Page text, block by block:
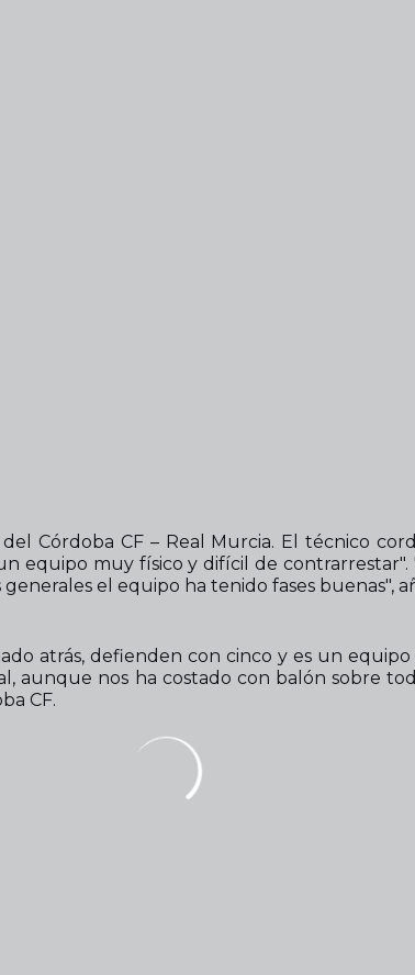
Córdoba CF – Real Murcia. El técnico
equipo muy físico y difícil de
el equipo ha tenido fases buenas",
atrás, defienden con cinco y es un
aunque nos ha costado con balón sobre
CF.